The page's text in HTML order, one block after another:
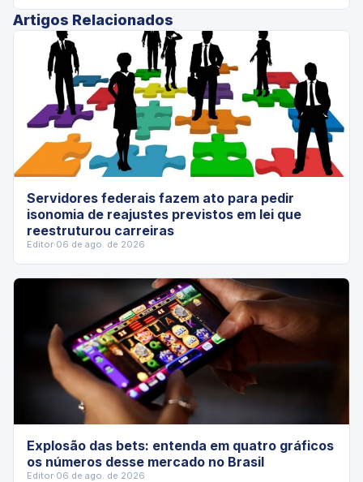
Artigos Relacionados
Servidores federais fazem ato para pedir
isonomia de reajustes previstos em lei que
reestruturou carreiras
Editor·06 de ago. de 2026
Explosão das bets: entenda em quatro gráficos
os números desse mercado no Brasil
Editor·06 de ago. de 2026